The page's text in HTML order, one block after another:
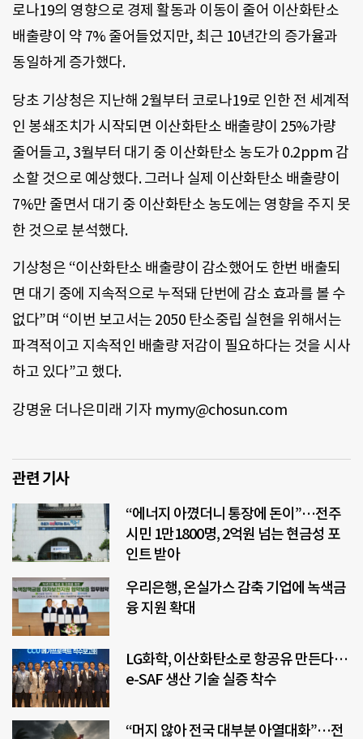
로나19의 영향으로 경제 활동과 이동이 줄어 이산화탄소
배출량이 약 7% 줄어들었지만, 최근 10년간의 증가율과
동일하게 증가했다.
당초 기상청은 지난해 2월부터 코로나19로 인한 전 세계적
인 봉쇄조치가 시작되면 이산화탄소 배출량이 25%가량
줄어들고, 3월부터 대기 중 이산화탄소 농도가 0.2ppm 감
소할 것으로 예상했다. 그러나 실제 이산화탄소 배출량이
7%만 줄면서 대기 중 이산화탄소 농도에는 영향을 주지 못
한 것으로 분석했다.
기상청은 “이산화탄소 배출량이 감소했어도 한번 배출되
면 대기 중에 지속적으로 누적돼 단번에 감소 효과를 볼 수
없다”며 “이번 보고서는 2050 탄소중립 실현을 위해서는
파격적이고 지속적인 배출량 저감이 필요하다는 것을 시사
하고 있다”고 했다.
강명윤 더나은미래 기자 mymy@chosun.com
관련 기사
“에너지 아꼈더니 통장에 돈이”…전주
시민 1만1800명, 2억원 넘는 현금성 포
인트 받아
우리은행, 온실가스 감축 기업에 녹색금
융 지원 확대
LG화학, 이산화탄소로 항공유 만든다…
e-SAF 생산 기술 실증 착수
“머지 않아 전국 대부분 아열대화”…전